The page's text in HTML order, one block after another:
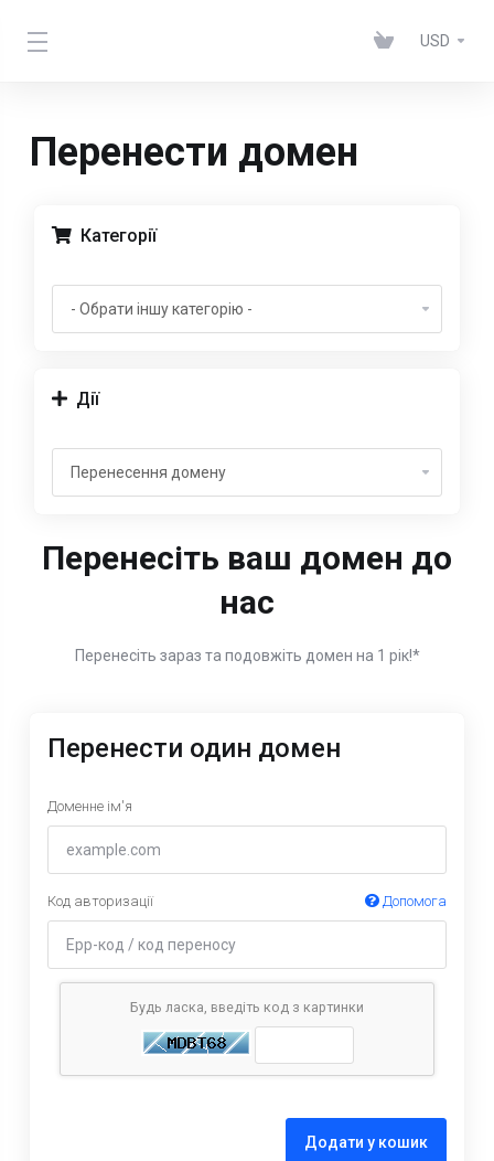
USD
Перенести домен
Категорії
Дії
Перенесіть ваш домен до
нас
Перенесіть зараз та подовжіть домен на 1 рік!*
Перенести один домен
Доменне ім'я
Код авторизації Допомога
Будь ласка, введіть код з картинки
Додати у кошик